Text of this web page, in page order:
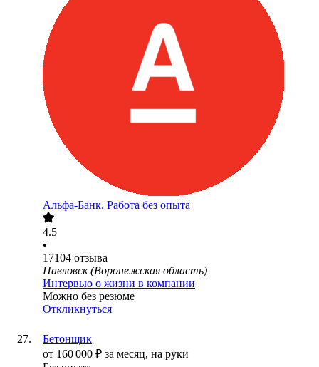
Альфа-Банк. Работа без опыта
4.5
•
17104 отзыва
Павловск (Воронежская область)
Интервью о жизни в компании
Можно без резюме
Откликнуться
Бетонщик
от 160 000 ₽ за месяц, на руки